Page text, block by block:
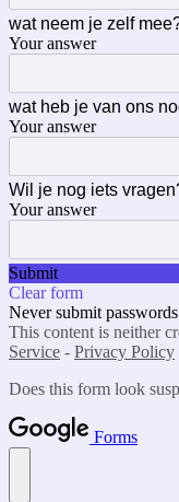
wat neem je zelf
Your answer
wat heb je van ons
Your answer
Wil je nog iets
Your answer
Submit
Clear form
Never submit
This content is neither
Service - Privacy Policy
Does this form look
Forms